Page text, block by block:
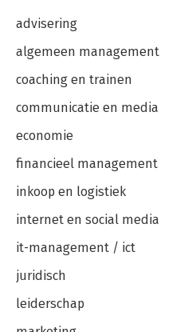
advisering
algemeen management
coaching en trainen
communicatie en media
economie
financieel management
inkoop en logistiek
internet en social media
it-management / ict
juridisch
leiderschap